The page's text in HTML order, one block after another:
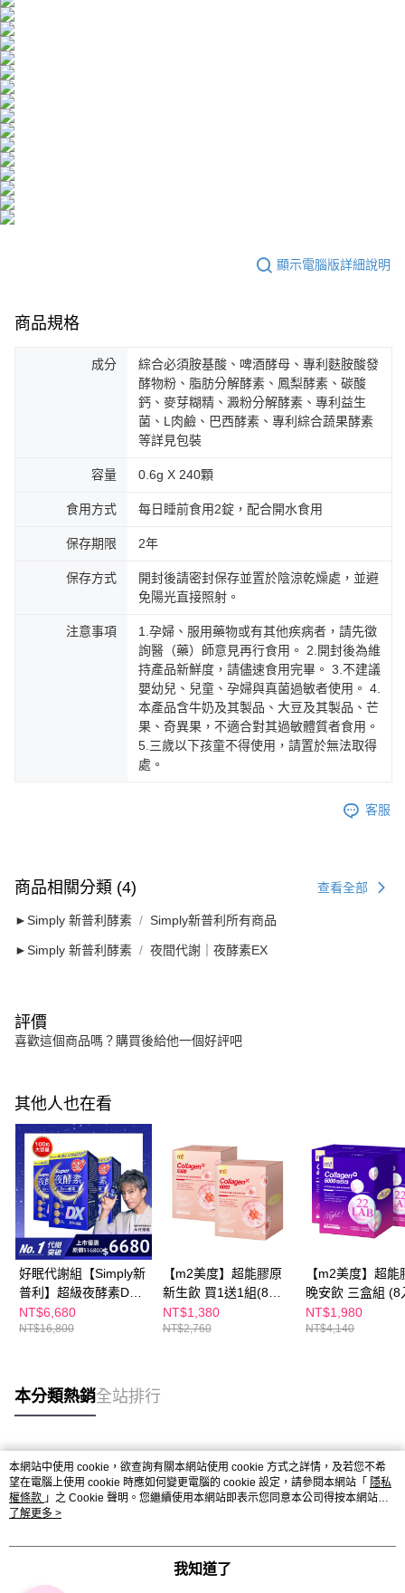
顯示電腦版詳細說明
商品規格
成分
綜合必須胺基酸、啤酒酵母、專利麩胺酸發
酵物粉、脂肪分解酵素、鳳梨酵素、碳酸
鈣、麥芽糊精、澱粉分解酵素、專利益生
菌、L肉鹼、巴西酵素、專利綜合蔬果酵素
等詳見包裝
容量 0.6g X 240顆
食用方式 每日睡前食用2錠，配合開水食用
保存期限 2年
保存方式
開封後請密封保存並置於陰涼乾燥處，並避
免陽光直接照射。
注意事項
1.孕婦、服用藥物或有其他疾病者，請先徵
詢醫（藥）師意見再行食用。 2.開封後為維
持產品新鮮度，請儘速食用完畢。 3.不建議
嬰幼兒、兒童、孕婦與真菌過敏者使用。 4.
本產品含牛奶及其製品、大豆及其製品、芒
果、奇異果，不適合對其過敏體質者食用。
5.三歲以下孩童不得使用，請置於無法取得
處。
客服
商品相關分類 (4) 查看全部
►Simply 新普利酵素 Simply新普利所有商品
►Simply 新普利酵素 夜間代謝｜夜酵素EX
評價
喜歡這個商品嗎？購買後給他一個好評吧
其他人也在看
好眠代謝組【Simply新
普利】超級夜酵素DX
100錠/盒x3盒 木村拓
哉 代言(日韓雙GABA
NT$6,680
NT$16,800
【m2美度】超能膠原
新生飲 買1送1組(8入/
盒.孫藝珍代言-膠原蛋
白)
NT$1,380
NT$2,760
【m2美度】超能
晚安飲 三盒組 (8
NT$1,980
NT$4,140
本分類熱銷全站排行
熱門標籤
本網站中使用 cookie，欲查詢有關本網站使用 cookie 方式之詳情，及若您不希
望在電腦上使用 cookie 時應如何變更電腦的 cookie 設定，請參閱本網站「 隱私
權條款 」之 Cookie 聲明。您繼續使用本網站即表示您同意本公司得按本網站使
用條款之 Cookie 聲明使用 cookie。
了解更多 >
我知道了